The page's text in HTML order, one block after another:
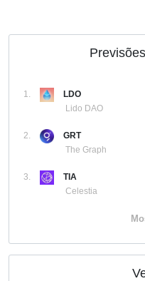
1.
LDO
Lido DAO
2.
GRT
The Graph
3.
TIA
Celestia